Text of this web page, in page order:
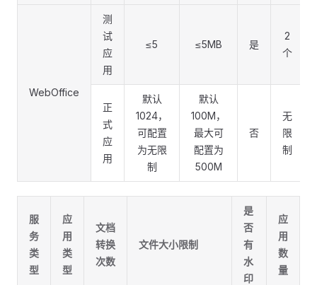
WebOffice
测
试
应
用
≤5 ≤5MB 是
2
个
正
式
应
用
默认
1024，
可配置
为无限
制
默认
100M，
最大可
配置为
500M
否
无
限
制
服
务
类
型
应
用
类
型
文档
转换
次数
文件大小限制
是
否
有
水
印
应
用
数
量